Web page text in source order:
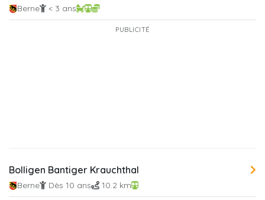
Berne < 3 ans
PUBLICITÉ
Bolligen Bantiger Krauchthal
Berne Dès 10 ans 10.2 km